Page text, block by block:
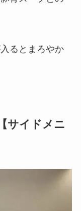
るとまろやか
サイドメニ